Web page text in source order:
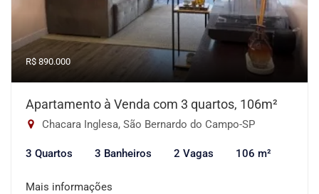
R$ 890.000
Apartamento à Venda com 3 quartos, 106m²
Chacara Inglesa, São Bernardo do Campo-SP
3 Quartos 3 Banheiros 2 Vagas 106 m²
Mais informações